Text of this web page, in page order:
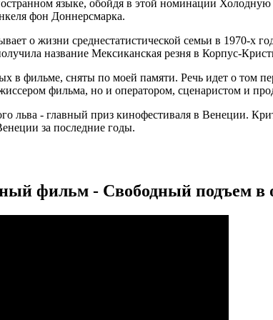
языке, обойдя в этой номинации
фон Доннерсмарка.
о жизни среднестатистической семьи в 1970-х
название Мексиканская резня в Корпус-
в фильме, сняты по моей памяти. Речь идет о том
фильма, но и оператором, сценаристом и
льва - главный приз кинофестиваля в Венеции.
за последние годы.
фильм - Свободный подъем в